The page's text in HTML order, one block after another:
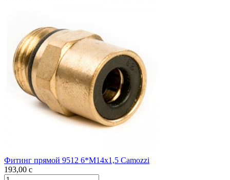
Фитинг прямой 9512 6*M14х1,5 Camozzi
193,00 c